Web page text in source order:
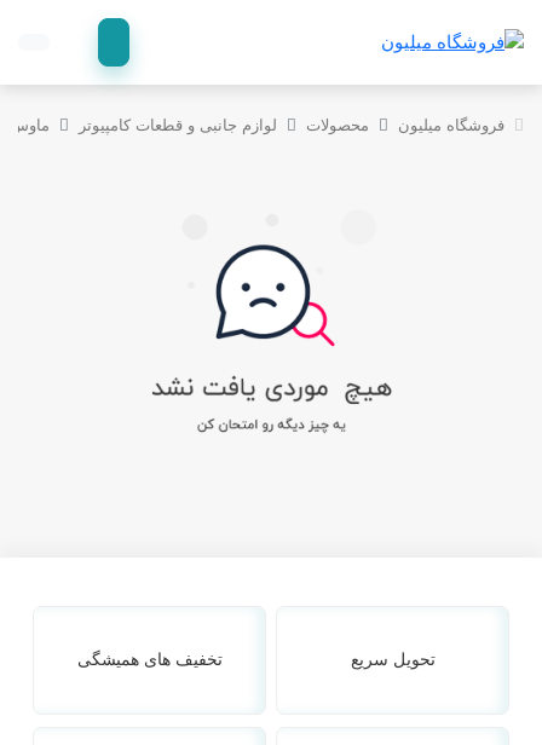
فروشگاه میلیون محصولات لوازم جانبی و قطعات کامپیوتر ماوس
تحویل سریع تخفیف های همیشگی